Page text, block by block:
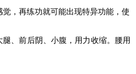
，再练功就可能出现特异功能，使
、前后阴、小腹，用力收缩。腰用